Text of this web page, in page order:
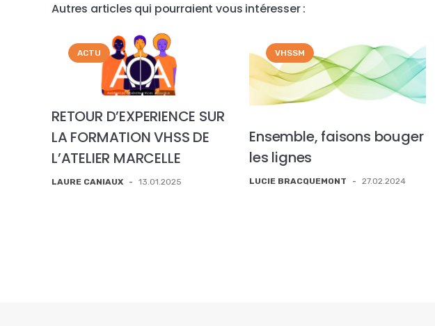
Autres articles qui pourraient vous intéresser :
ACTU
RETOUR D’EXPERIENCE SUR
LA FORMATION VHSS DE
L’ATELIER MARCELLE
LAURE CANIAUX - 13.01.2025
VHSSM
Ensemble, faisons bouger
les lignes
LUCIE BRACQUEMONT - 27.02.2024